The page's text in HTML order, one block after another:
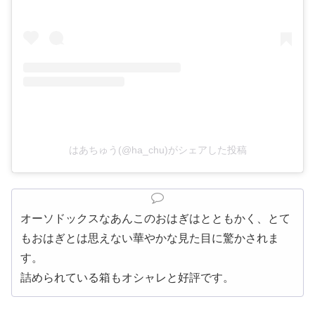
はあちゅう(@ha_chu)がシェアした投稿
オーソドックスなあんこのおはぎはとともかく、とて
もおはぎとは思えない華やかな見た目に驚かされま
す。
詰められている箱もオシャレと好評です。